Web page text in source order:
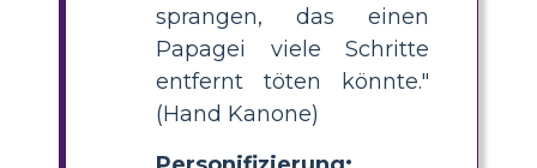
sprangen, das einen
Papagei viele Schritte
entfernt töten könnte."
(Hand Kanone)